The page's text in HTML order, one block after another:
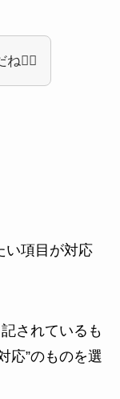
👍🏻
い項目が対応
されているも
応”のものを選